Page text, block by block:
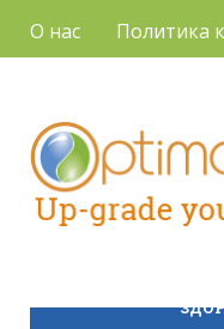
О нас Политика